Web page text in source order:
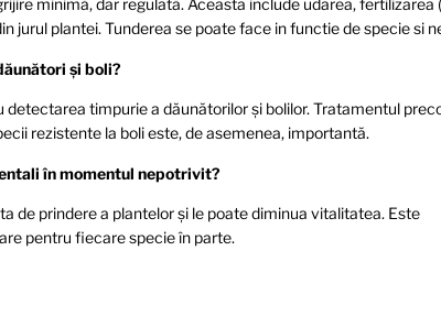
minimă, dar regulată. Aceasta include udarea, fertilizarea
jurul plantei. Tunderea se poate face in functie de specie si
și boli?
timpurie a dăunătorilor și bolilor. Tratamentul
rezistente la boli este, de asemenea, importantă.
în momentul nepotrivit?
de prindere a plantelor și le poate diminua vitalitatea. Este
pentru fiecare specie în parte.